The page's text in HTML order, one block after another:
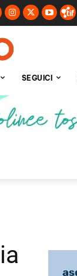
SEGUICI